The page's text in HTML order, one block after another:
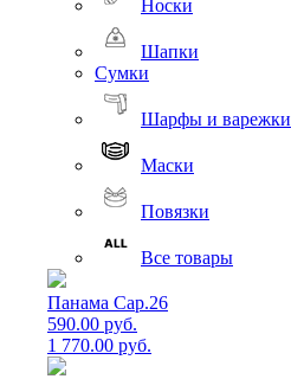
Носки
Шапки
Сумки
Шарфы и варежки
Маски
Повязки
Все товары
Панама Cap.26
590.00 руб.
1 770.00 руб.